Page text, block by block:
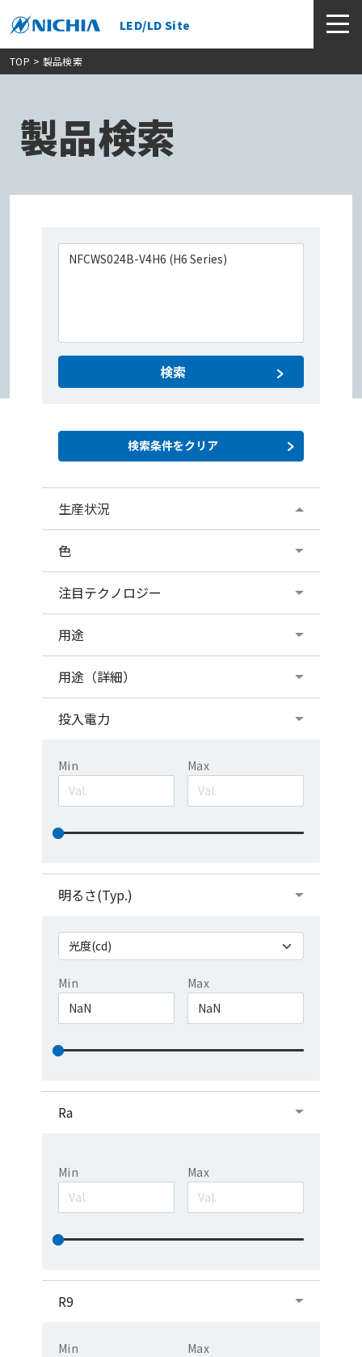
LED/LD Site
TOP > 製品検索
製品検索
検索
生産状況
色
注目テクノロジー
用途
用途（詳細）
投入電力
Min Max
明るさ(Typ.)
Min Max
Ra
Min Max
R9
Min Max